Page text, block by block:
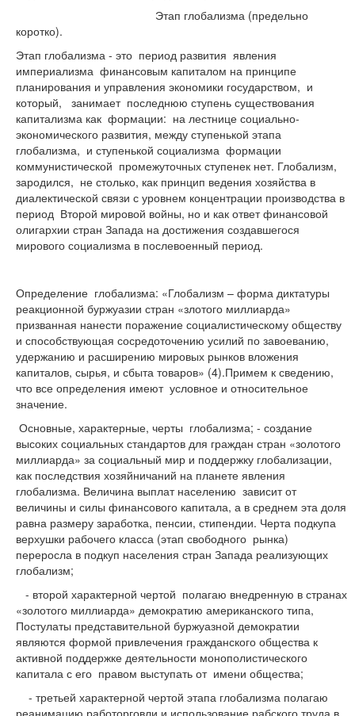
Этап глобализма (предельно
коротко).
Этап глобализма - это период развития явления
империализма финансовым капиталом на принципе
планирования и управления экономики государством, и
который, занимает последнюю ступень существования
капитализма как формации: на лестнице социально-
экономического развития, между ступенькой этапа
глобализма, и ступенькой социализма формации
коммунистической промежуточных ступенек нет. Глобализм,
зародился, не столько, как принцип ведения хозяйства в
диалектической связи с уровнем концентрации производства в
период Второй мировой войны, но и как ответ финансовой
олигархии стран Запада на достижения создавшегося
мирового социализма в послевоенный период.
Определение глобализма: «Глобализм – форма диктатуры
реакционной буржуазии стран «злотого миллиарда»
призванная нанести поражение социалистическому обществу
и способствующая сосредоточению усилий по завоеванию,
удержанию и расширению мировых рынков вложения
капиталов, сырья, и сбыта товаров» (4).Примем к сведению,
что все определения имеют условное и относительное
значение.
Основные, характерные, черты глобализма; - создание
высоких социальных стандартов для граждан стран «золотого
миллиарда» за социальный мир и поддержку глобализации,
как последствия хозяйничаний на планете явления
глобализма. Величина выплат населению зависит от
величины и силы финансового капитала, а в среднем эта доля
равна размеру заработка, пенсии, стипендии. Черта подкупа
верхушки рабочего класса (этап свободного рынка)
переросла в подкуп населения стран Запада реализующих
глобализм;
- второй характерной чертой полагаю внедренную в странах
«золотого миллиарда» демократию американского типа,
Постулаты представительной буржуазной демократии
являются формой привлечения гражданского общества к
активной поддержке деятельности монополистического
капитала с его правом выступать от имени общества;
- третьей характерной чертой этапа глобализма полагаю
реанимацию работорговли и использование рабского труда в